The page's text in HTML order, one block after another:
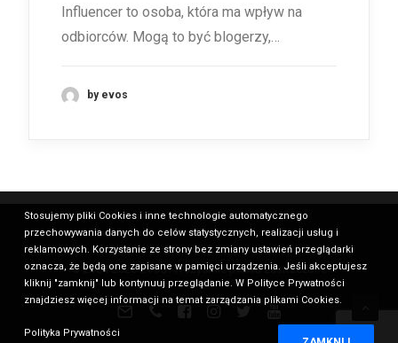
Influencer to osoba, która ma wpływ na
odbiorców. Mogą to być blogerzy,…
by evos
© 2004-2026 EVOS. Wszystkie prawa zastrzeżone
Stosujemy pliki Cookies i inne technologie automatycznego
przechowywania danych do celów statystycznych, realizacji usług i
reklamowych. Korzystanie ze strony bez zmiany ustawień przeglądarki
oznacza, że będą one zapisane w pamięci urządzenia. Jeśli akceptujesz
kliknij "zamknij" lub kontynuuj przeglądanie. W Polityce Prywatności
znajdziesz więcej informacji na temat zarządzania plikami Cookies.
Polityka Prywatności